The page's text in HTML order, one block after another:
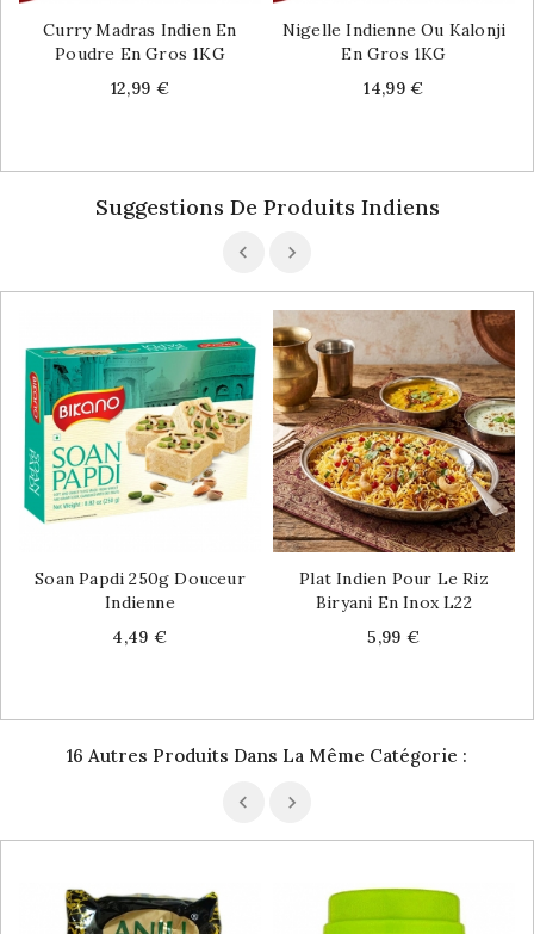
Curry Madras Indien En
Poudre En Gros 1KG
Price
12,99 €
Nigelle Indienne Ou Kalonji
En Gros 1KG
Price
14,99 €
Suggestions De Produits Indiens
Soan Papdi 250g Douceur
Indienne
Price
4,49 €
Plat Indien Pour Le Riz
Biryani En Inox L22
Price
5,99 €
16 Autres Produits Dans La Même Catégorie :